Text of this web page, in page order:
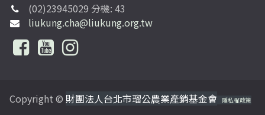
(02)23945029 分機: 43
liukung.cha@liukung.org.tw
Copyright © 財團法人台北市瑠公農業產銷基金會 隱私權政策